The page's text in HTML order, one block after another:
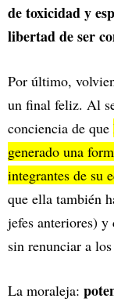
de toxicidad y
libertad de ser
Por último,
un final feliz. Al
conciencia de que
generado una
integrantes de su
que ella también
jefes anteriores)
sin renunciar a
La moraleja: